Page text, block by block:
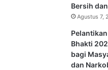
Bersih
Agustus 7,
Bhakti
bagi
dan